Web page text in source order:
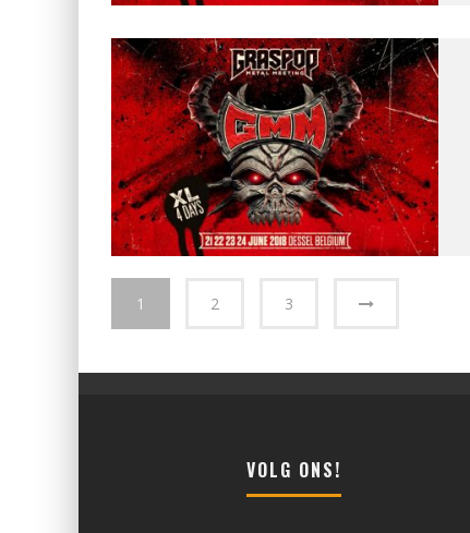
1 2 3
VOLG ONS!